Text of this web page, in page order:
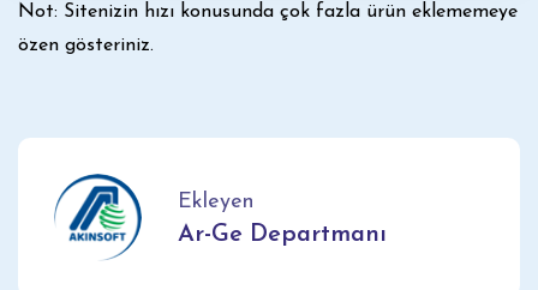
Not: Sitenizin hızı konusunda çok fazla ürün eklememeye
özen gösteriniz.
Ekleyen
Ar-Ge Departmanı